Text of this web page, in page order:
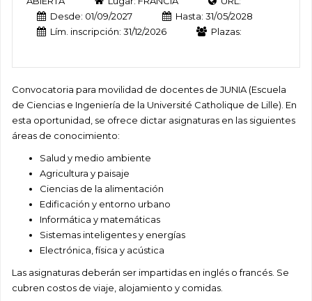
Desde: 01/09/2027
Hasta: 31/05/2028
Lím. inscripción: 31/12/2026
Plazas:
Convocatoria para movilidad de docentes de JUNIA (Escuela
de Ciencias e Ingeniería de la Université Catholique de Lille). En
esta oportunidad, se ofrece dictar asignaturas en las siguientes
áreas de conocimiento:
Salud y medio ambiente
Agricultura y paisaje
Ciencias de la alimentación
Edificación y entorno urbano
Informática y matemáticas
Sistemas inteligentes y energías
Electrónica, física y acústica
Las asignaturas deberán ser impartidas en inglés o francés. Se
cubren costos de viaje, alojamiento y comidas.